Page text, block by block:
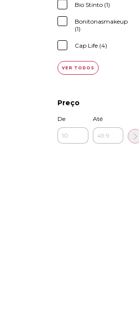
Bio Stinto (1)
Bonitonasmakeup
(1)
Cap Life (4)
VER TODOS
Preço
De Até